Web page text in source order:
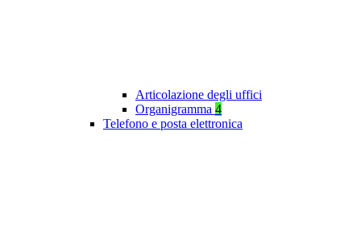
Articolazione degli uffici
Organigramma 4
Telefono e posta elettronica